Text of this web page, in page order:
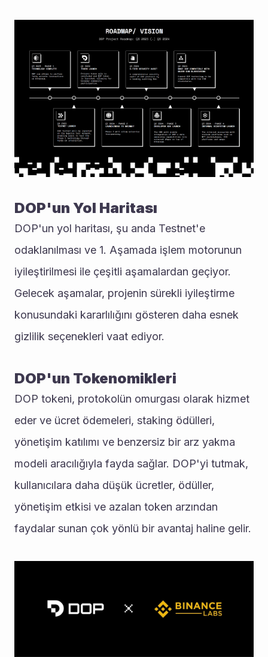
DOP'un Yol Haritası
DOP'un yol haritası, şu anda Testnet'e
odaklanılması ve 1. Aşamada işlem motorunun
iyileştirilmesi ile çeşitli aşamalardan geçiyor.
Gelecek aşamalar, projenin sürekli iyileştirme
konusundaki kararlılığını gösteren daha esnek
gizlilik seçenekleri vaat ediyor.
DOP'un Tokenomikleri
DOP tokeni, protokolün omurgası olarak hizmet
eder ve ücret ödemeleri, staking ödülleri,
yönetişim katılımı ve benzersiz bir arz yakma
modeli aracılığıyla fayda sağlar. DOP'yi tutmak,
kullanıcılara daha düşük ücretler, ödüller,
yönetişim etkisi ve azalan token arzından
faydalar sunan çok yönlü bir avantaj haline gelir.